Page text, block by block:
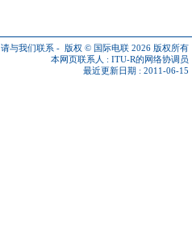
请与我们联系 - 版权 © 国际电联 2026 版权所有
本网页联系人 : ITU-R的网络协调员
最近更新日期 : 2011-06-15